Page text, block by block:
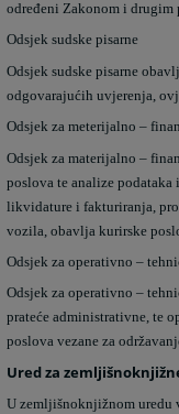
određeni Zakonom i drugim
Odsjek sudske pisarne
Odsjek sudske pisarne
odgovarajućih uvjerenja,
Odsjek za meterijalno –
Odsjek za materijalno –
poslova te analize podataka
likvidature i fakturiranja,
vozila, obavlja kurirske
Odsjek za operativno –
Odsjek za operativno –
prateće administrativne, te
poslova vezane za
Ured za
U zemljišnoknjižnom uredu